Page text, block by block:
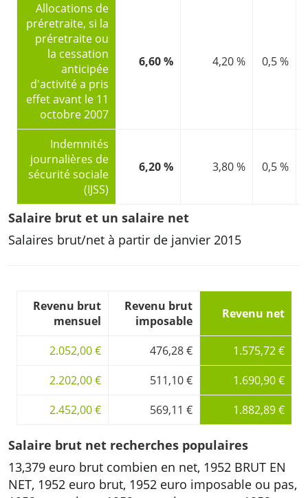
Allocations de
préretraite, si la
préretraite ou
la cessation
anticipée
d'activité a pris
effet avant le 11
octobre 2007
6,60 % 4,20 % 0,5 %
Indemnités
journalières de
sécurité sociale
(IJSS)
6,20 % 3,80 % 0,5 %
Salaire brut et un salaire net
Salaires brut/net à partir de janvier 2015
Revenu brut
mensuel
Revenu brut
imposable
Revenu net
2.052,00 € 476,28 €
1.575,72 €
2.202,00 €
511,10 €
1.690,90 €
2.452,00 €
569,11 € 1.882,89 €
Salaire brut net recherches populaires
13,379 euro brut combien en net, 1952 BRUT EN
NET, 1952 euro brut, 1952 euro imposable ou pas,